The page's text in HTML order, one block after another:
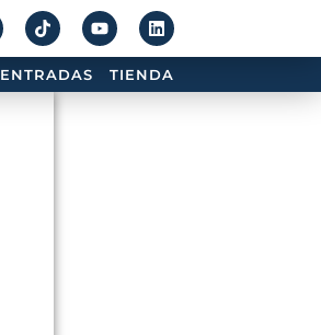
ENTRADAS TIENDA